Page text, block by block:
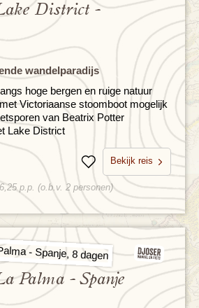
District -
wandelparadijs
hoge bergen en ruige natuur
Victoriaanse stoomboot mogelijk
van Beatrix Potter
Lake District
BewarenBekijk reis
p.p. (o.b.v. 2 personen)
Palma - Spanje